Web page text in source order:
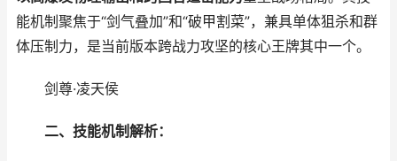
能机制聚焦于“剑气叠加”和“破甲割菜”，兼具单体狙杀和群
体压制力，是当前版本跨战力攻坚的核心王牌其中一个。
剑尊·凌天侯
二、技能机制解析：